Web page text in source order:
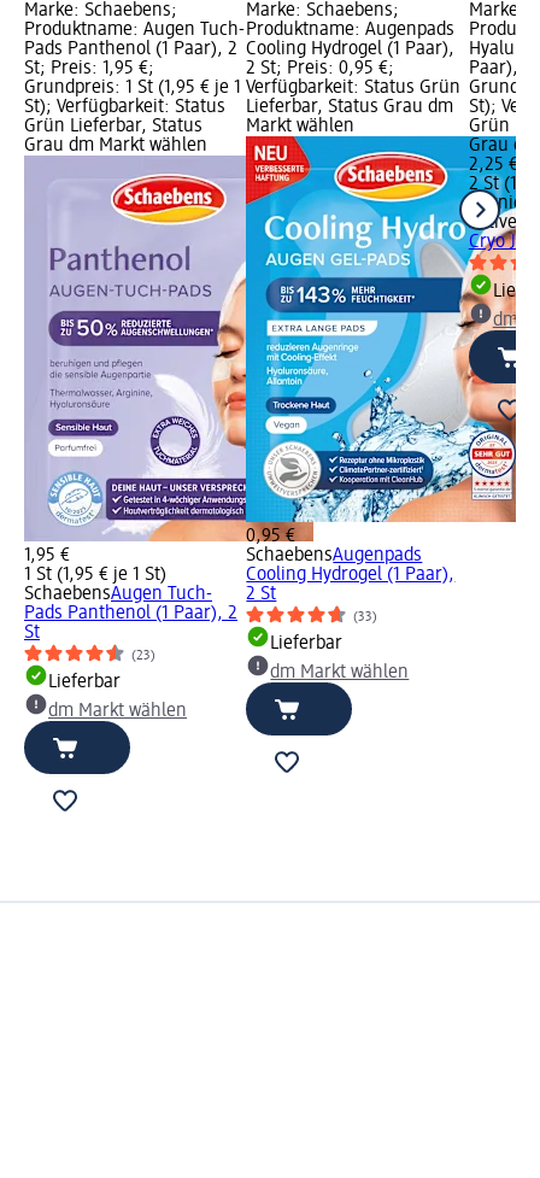
Marke: Schaebens;
Produktname: Augen Tuch-
Pads Panthenol (1 Paar), 2
St; Preis: 1,95 €;
Grundpreis: 1 St (1,95 € je 1
St); Verfügbarkeit: Status
Grün Lieferbar, Status
Grau dm Markt wählen
1,95 €
1 St (1,95 € je 1 St)
SchaebensAugen Tuch-
Pads Panthenol (1 Paar), 2
St
(23)
Lieferbar
dm Markt wählen
Marke: Schaebens;
Produktname: Augenpads
Cooling Hydrogel (1 Paar),
2 St; Preis: 0,95 €;
Verfügbarkeit: Status Grün
Lieferbar, Status Grau dm
Markt wählen
0,95 €
SchaebensAugenpads
Cooling Hydrogel (1 Paar),
2 St
(33)
Lieferbar
dm Markt wählen
Marke:
Paar), 2
St);
Grün
Grau
2,25 €
2 St
Garnier
Active
Cryo
dm